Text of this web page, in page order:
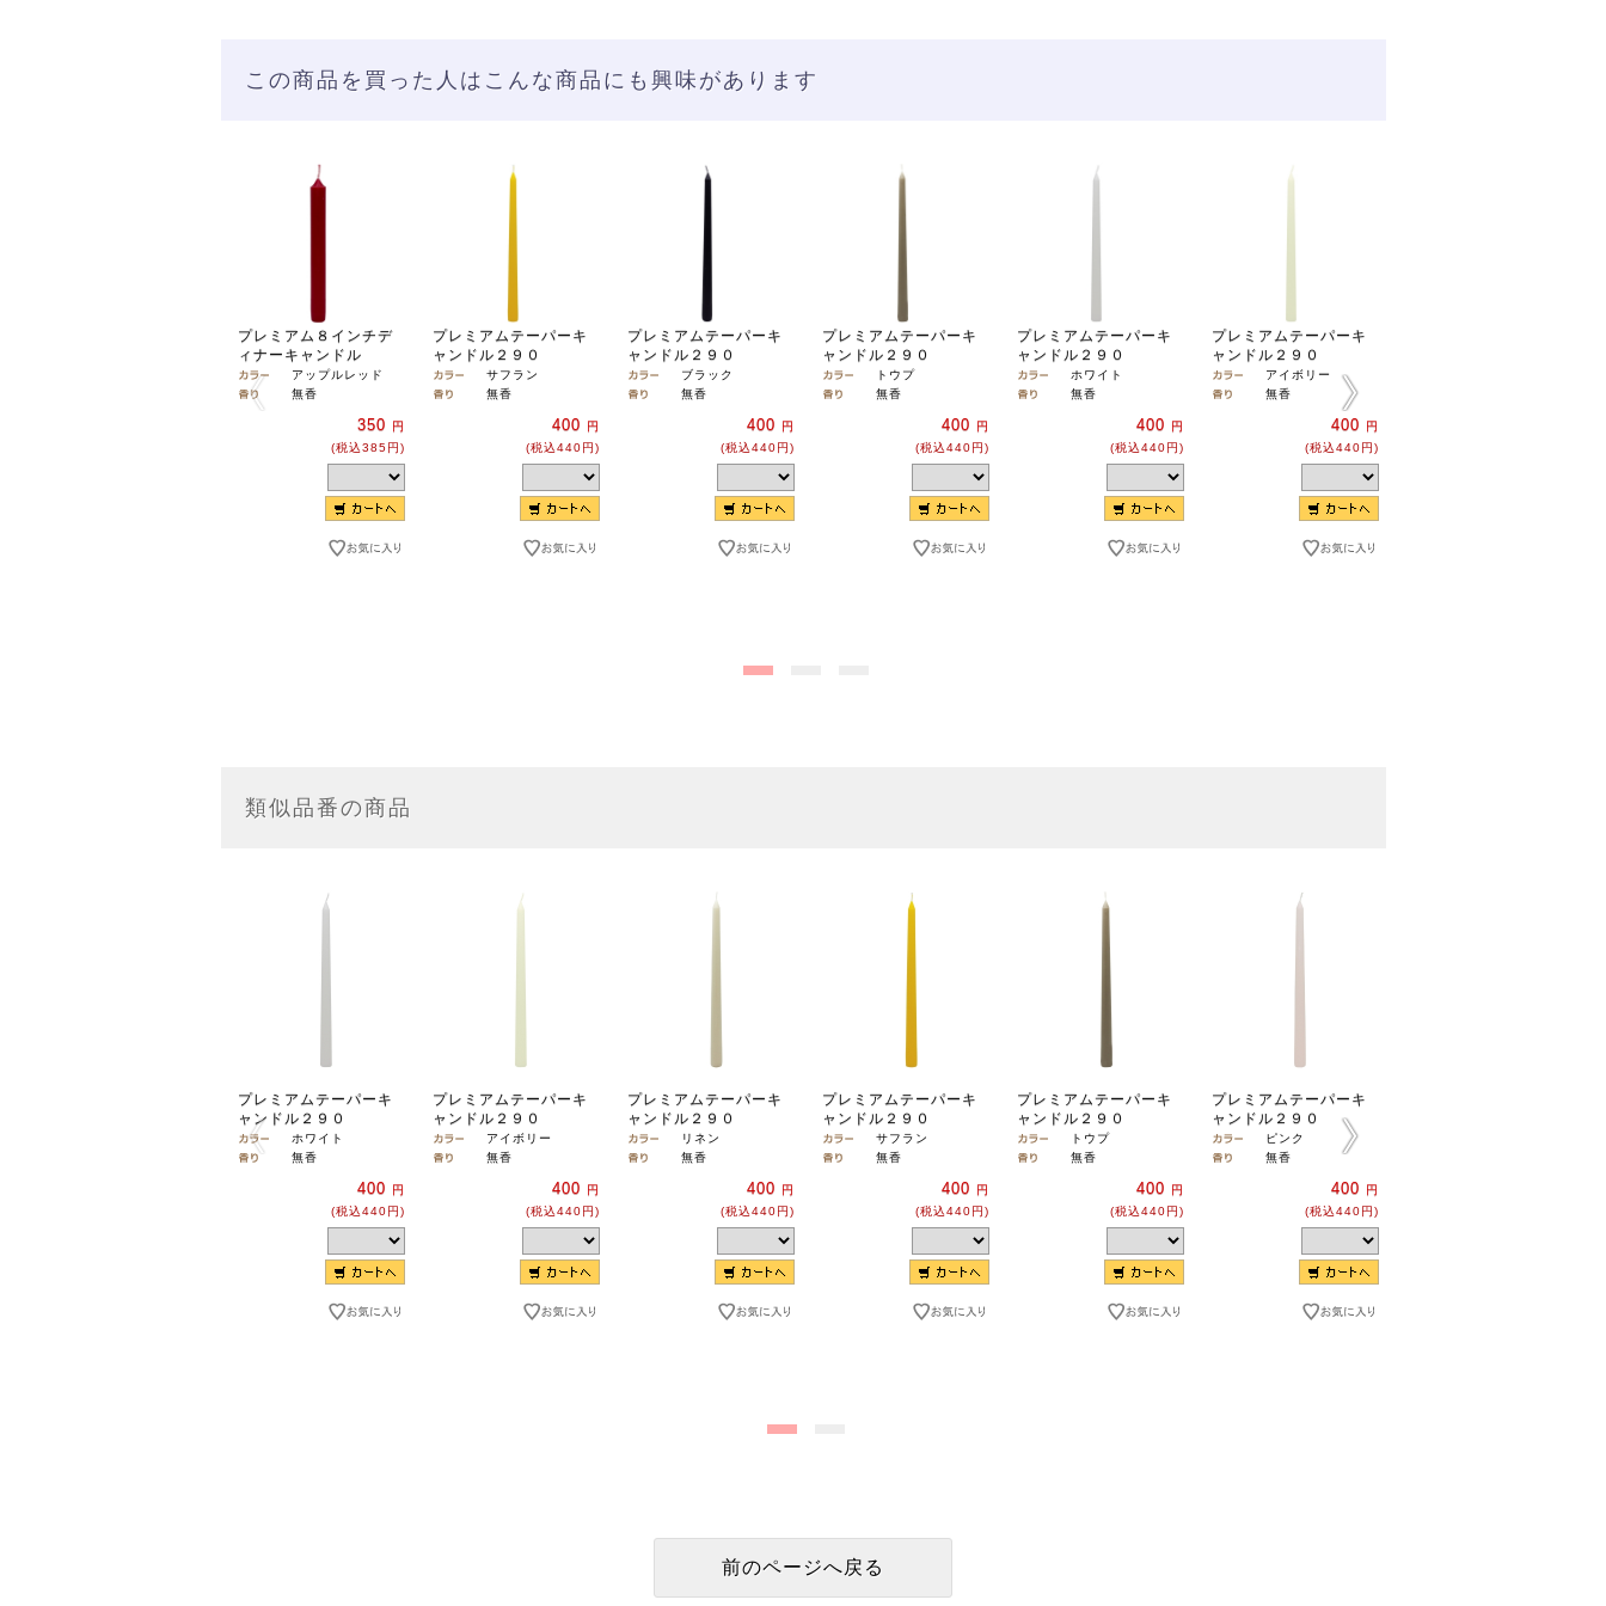
この商品を買った人はこんな商品にも興味があります
プレミアム８インチデ
ィナーキャンドル
アップルレッド
無香
350
円
(税込385円)
プレミアムテーパーキ
ャンドル２９０
サフラン
無香
400
円
(税込440円)
プレミアムテーパーキ
ャンドル２９０
ブラック
無香
400
円
(税込440円)
プレミアムテーパーキ
ャンドル２９０
トウプ
無香
400
円
(税込440円)
プレミアムテーパーキ
ャンドル２９０
ホワイト
無香
400
円
(税込440円)
プレミアムテーパーキ
ャンドル２９０
アイボリー
無香
400
円
(税込440円)
類似品番の商品
プレミアムテーパーキ
ャンドル２９０
ホワイト
無香
400
円
(税込440円)
プレミアムテーパーキ
ャンドル２９０
アイボリー
無香
400
円
(税込440円)
プレミアムテーパーキ
ャンドル２９０
リネン
無香
400
円
(税込440円)
プレミアムテーパーキ
ャンドル２９０
サフラン
無香
400
円
(税込440円)
プレミアムテーパーキ
ャンドル２９０
トウプ
無香
400
円
(税込440円)
プレミアムテーパーキ
ャンドル２９０
ピンク
無香
400
円
(税込440円)